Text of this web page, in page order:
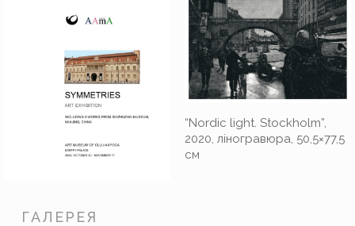
“Nordic light. Stockholm”,
2020, ліногравюра, 50,5×77,5
cм
ГАЛЕРЕЯ